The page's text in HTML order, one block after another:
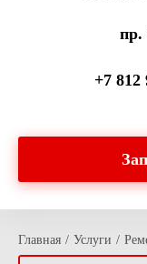
пр.
+7 812
Главная / Услуги /